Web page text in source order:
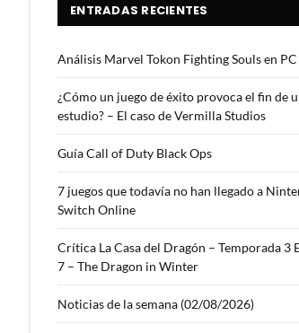
ENTRADAS RECIENTES
Análisis Marvel Tokon Fighting Souls en PC
¿Cómo un juego de éxito provoca el fin de
estudio? – El caso de Vermilla Studios
Guía Call of Duty Black Ops
7 juegos que todavía no han llegado a
Switch Online
Crítica La Casa del Dragón – Temporada 3
7 – The Dragon in Winter
Noticias de la semana (02/08/2026)